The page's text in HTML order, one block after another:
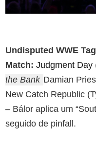
Undisputed WWE
Match:Judgment Day
the Bank Damian
New Catch Republic
– Bálor aplica um
seguido de pinfall.